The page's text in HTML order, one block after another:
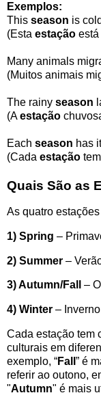
Exemplos:
This season is
(Esta estação
Many animals
(Muitos animais
The rainy season
(Aestação
Each season has
(Cada estação
Quais São as
As quatro
1) Spring –
2) Summer –
3) Autumn/Fall –
4) Winter – Inverno
Cada estação tem
culturais em
exemplo, “Fall ” é
referir ao outono,
"Autumn" é mais